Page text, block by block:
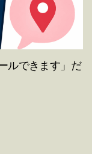
ルできます」だ